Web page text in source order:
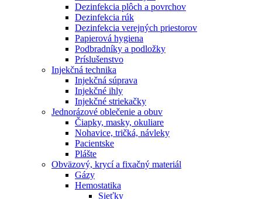
Dezinfekcia plôch a povrchov
Dezinfekcia rúk
Dezinfekcia verejných priestorov
Papierová hygiena
Podbradníky a podložky
Príslušenstvo
Injekčná technika
Injekčná súprava
Injekčné ihly
Injekčné striekačky
Jednorázové oblečenie a obuv
Čiapky, masky, okuliare
Nohavice, tričká, návleky
Pacientske
Plášte
Obväzový, krycí a fixačný materiál
Gázy
Hemostatika
Sieťky